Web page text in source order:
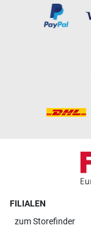
FILIALEN
zumStorefinder